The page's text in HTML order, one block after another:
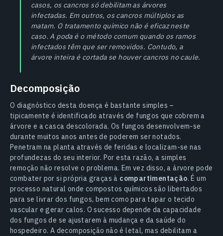
casos, os cancros só debilitam as árvores
infectadas. Em outros, os cancros múltiplos as
matam. O tratamento químico não é eficaz neste
caso. A poda é o método comum quando os ramos
infectados têm que ser removidos. Contudo, a
árvore inteira é cortada se houver cancros no caule.
Decomposição
O diagnóstico desta doença é bastante simples –
tipicamente é identificado através de fungos que cobrem a
árvore e a casca descolorada. Os fungos desenvolvem-se
durante muitos anos antes de poderem ser notados.
Penetram na planta através de feridas e localizam-se nas
profundezas do seu interior. Por esta razão, a simples
remoção não resolve o problema. Em vez disso, a árvore pode
combater por si própria graças à compartimentação. É um
processo natural onde compostos químicos são libertados
para se livrar dos fungos, bem como para tapar o tecido
vascular e gerar calos. O sucesso depende da capacidade
dos fungos de se ajustarem à mudança e da saúde do
hospedeiro. A decomposição não é letal, mas debilitam a